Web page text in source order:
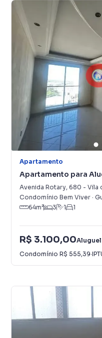
Apartamento
Apartamento para
Avenida Rotary, 680 - Vila
Condomínio Bem Viver ·
64m² 3 1 1
R$ 3.100,00Aluguel
Condomínio R$ 555,39·